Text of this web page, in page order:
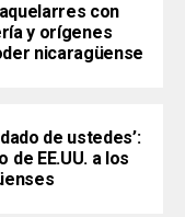
con
y orígenes
nicaragüense
de ustedes’:
EE.UU. a los